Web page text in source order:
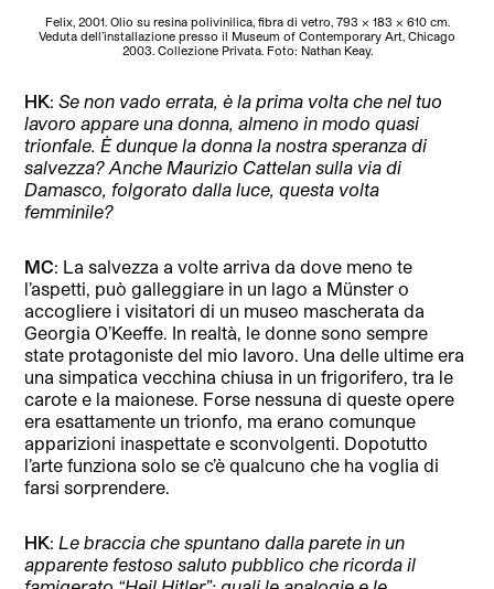
Felix, 2001. Olio su resina polivinilica, fibra di vetro, 793 x 183 x 610 cm.
Veduta dell’installazione presso il Museum of Contemporary Art, Chicago
2003. Collezione Privata. Foto: Nathan Keay.
HK:Se non vado errata, è la prima volta che nel tuo
lavoro appare una donna, almeno in modo quasi
trionfale. È dunque la donna la nostra speranza di
salvezza? Anche Maurizio Cattelan sulla via di
Damasco, folgorato dalla luce, questa volta
femminile?
MC: La salvezza a volte arriva da dove meno te
l’aspetti, può galleggiare in un lago a Münster o
accogliere i visitatori di un museo mascherata da
Georgia O’Keeffe. In realtà, le donne sono sempre
state protagoniste del mio lavoro. Una delle ultime era
una simpatica vecchina chiusa in un frigorifero, tra le
carote e la maionese. Forse nessuna di queste opere
era esattamente un trionfo, ma erano comunque
apparizioni inaspettate e sconvolgenti. Dopotutto
l’arte funziona solo se c’è qualcuno che ha voglia di
farsi sorprendere.
HK: Le braccia che spuntano dalla parete in un
apparente festoso saluto pubblico che ricorda il